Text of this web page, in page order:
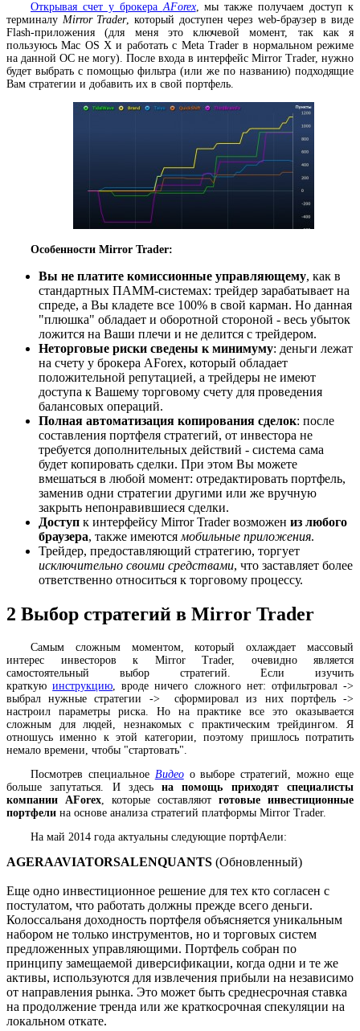
Открывая счет у брокераAForex, мы также получаем доступ к
терминалу Mirror Trader, который доступен через web-браузер в виде
Flash-приложения (для меня это ключевой момент, так как я
пользуюсь Mac OS X и работать с Meta Trader в нормальном режиме
на данной ОС не могу). После входа в интерфейс Mirror Trader, нужно
будет выбрать с помощью фильтра (или же по названию) подходящие
Вам стратегии и добавить их в свой портфель.
Особенности Mirror Trader:
Вы не платите комиссионные управляющему, как в
стандартных ПАММ-системах: трейдер зарабатывает на
спреде, а Вы кладете все 100% в свой карман. Но данная
"плюшка" обладает и оборотной стороной - весь убыток
ложится на Ваши плечи и не делится с трейдером.
Неторговые риски сведены к минимуму: деньги лежат
на счету у брокера AForex, который обладает
положительной репутацией, а трейдеры не имеют
доступа к Вашему торговому счету для проведения
балансовых операций.
Полная автоматизация копирования сделок: после
составления портфеля стратегий, от инвестора не
требуется дополнительных действий - система сама
будет копировать сделки. При этом Вы можете
вмешаться в любой момент: отредактировать портфель,
заменив одни стратегии другими или же вручную
закрыть непонравившиеся сделки.
Доступ к интерфейсу Mirror Trader возможен из любого
браузера, также имеются мобильные приложения.
Трейдер, предоставляющий стратегию, торгует
исключительно своими средствами, что заставляет более
ответственно относиться к торговому процессу.
2 Выбор стратегий в Mirror Trader
Самым сложным моментом, который охлаждает массовый
интерес инвесторов к Mirror Trader, очевидно является
самостоятельный выбор стратегий. Если изучить
краткуюинструкцию, вроде ничего сложного нет: отфильтровал ->
выбрал нужные стратегии -> сформировал из них портфель ->
настроил параметры риска. Но на практике все это оказывается
сложным для людей, незнакомых с практическим трейдингом. Я
отношусь именно к этой категории, поэтому пришлось потратить
немало времени, чтобы "стартовать".
Посмотрев специальное Видео о выборе стратегий, можно еще
больше запутаться. И здесьна помощь приходят специалисты
компании AForex, которые составляют готовые инвестиционные
портфели на основе анализа стратегий платформы Mirror Trader.
На май 2014 года актуальны следующие портфАели:
AGERAAVIATORSALENQUANTS (Обновленный)
Еще одно инвестиционное решение для тех кто согласен с
постулатом, что работать должны прежде всего деньги.
Колоссальаня доходность портфеля объясняется уникальным
набором не только инструментов, но и торговых систем
предложенных управляющими. Портфель собран по
принципу замещаемой диверсификации, когда одни и те же
активы, используются для извлечения прибыли на независимо
от направления рынка. Это может быть среднесрочная ставка
на продолжение тренда или же краткосрочная спекуляции на
локальном откате.